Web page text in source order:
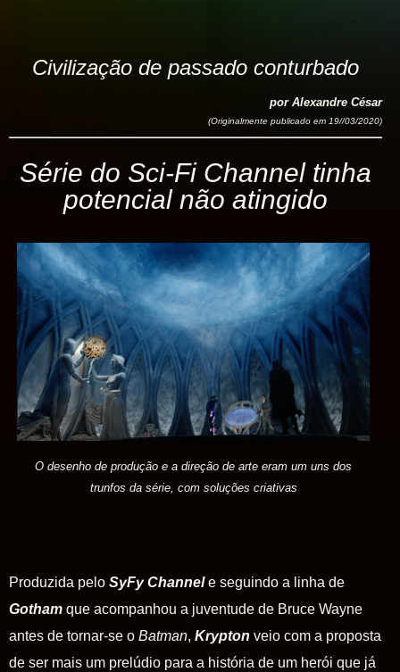
Civilização de passado conturbado
por Alexandre César
(Originalmente publicado em 19//03/2020)
Série do Sci-Fi Channel tinha
potencial não atingido
O desenho de produção e a direção de arte eram um uns dos
trunfos da série, com soluções criativas
Produzida pelo SyFyChannele seguindo a linha de
Gotham que acompanhou a juventude de Bruce Wayne
antes de tornar-se o Batman, Krypton veio com a proposta
de ser mais um prelúdio para a história de um herói que já